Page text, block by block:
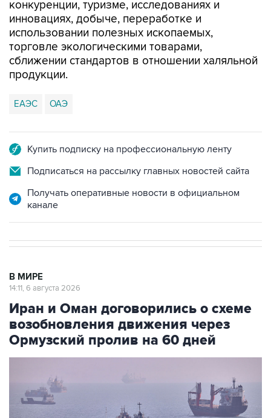
конкуренции, туризме, исследованиях и
инновациях, добыче, переработке и
использовании полезных ископаемых,
торговле экологическими товарами,
сближении стандартов в отношении халяльной
продукции.
ЕАЭС ОАЭ
Купить подписку на профессиональную ленту
Подписаться на рассылку главных новостей сайта
Получать оперативные новости в официальном
канале
В МИРЕ
14:11, 6 августа 2026
Иран и Оман договорились о схеме
возобновления движения через
Ормузский пролив на 60 дней